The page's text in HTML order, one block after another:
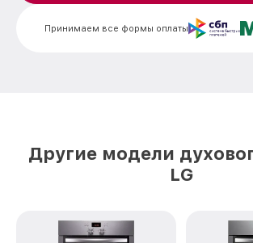
Замена панели управления LB 681078 B
Принимаем все формы оплаты
Другие модели
LG